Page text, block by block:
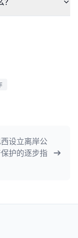
设立离岸公
护的逐步指